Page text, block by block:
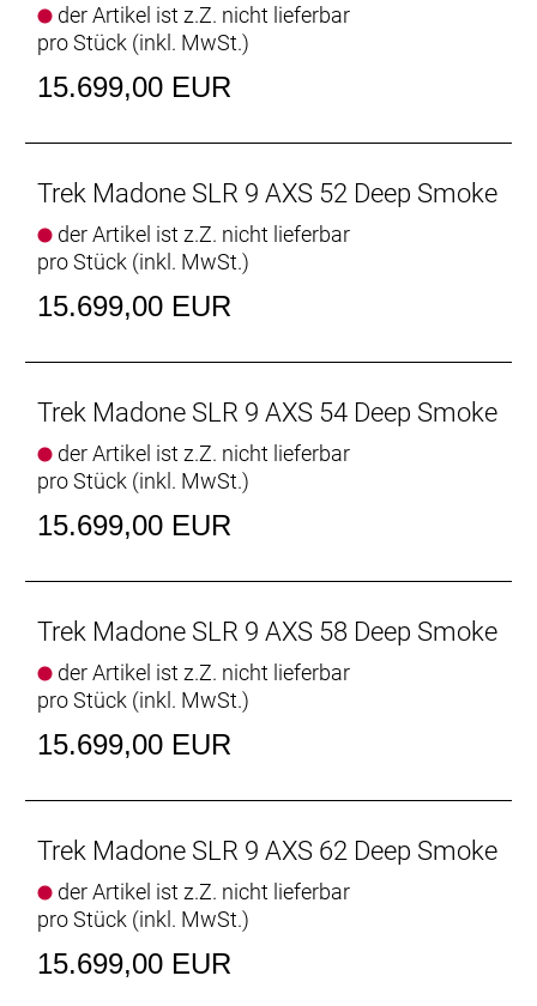
Lenker/Vorbau-Einheit in der Kategorie der Aero-
Racebikes neue Maßstäbe setzt.
- IsoFlow unterstützt für ein komfortableres
Fahrverhalten das Flexen des Sitzturms, verbessert
- Der drahtlose SRAM RED AXS-Antrieb sorgt für ein
ermöglicht eine individuelle Anpassung, während
der Kurbelsatz mit integriertem Powermeter die
Überwachung deiner Performance ermöglicht.
- Das aufwendig verarbeitete 800 Series OCLV
- Ein neues ergonomisches und aerodynamisches
Sitzhaltung für noch mehr Power.
Bahnbrechende Aerodynamik
Die brandneuen, aerodynamisch optimierten
Kammtail-Rohrprofile, das neue Lenker/Vorbau-
das Madone SLR zu unserem bisher schnellsten
Rennrad.
Bahnbrechende Aerodynamik
Die brandneuen, aerodynamisch optimierten
Design und die überarbeitete Sitzposition machen
Rennrad.
Exklusive IsoFlow-Technologie
Die bislang einzigartige IsoFlow-Technologie wurde
speziell für das Madone SLR der 7. Generation
der Artikel ist z.Z. nicht lieferbar
pro Stück (inkl. MwSt.)
15.699,00 EUR
Trek Madone SLR 9 AXS 52 Deep Smoke
der Artikel ist z.Z. nicht lieferbar
pro Stück (inkl. MwSt.)
15.699,00 EUR
Trek Madone SLR 9 AXS 54 Deep Smoke
der Artikel ist z.Z. nicht lieferbar
pro Stück (inkl. MwSt.)
15.699,00 EUR
Trek Madone SLR 9 AXS 58 Deep Smoke
der Artikel ist z.Z. nicht lieferbar
pro Stück (inkl. MwSt.)
15.699,00 EUR
Trek Madone SLR 9 AXS 62 Deep Smoke
der Artikel ist z.Z. nicht lieferbar
pro Stück (inkl. MwSt.)
15.699,00 EUR